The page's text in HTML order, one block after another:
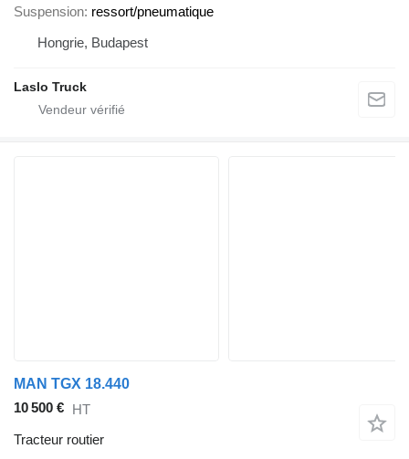
Suspension ressort/pneumatique
Hongrie, Budapest
Laslo Truck
MAN TGX 18.440
10 500 € HT
Tracteur routier